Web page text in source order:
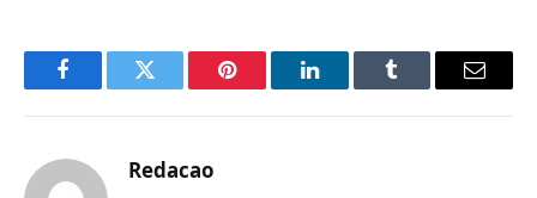
FacebookTwitter Pinterest LinkedInTumblr Email
Redacao